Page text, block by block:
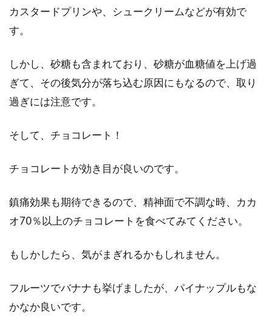
カスタードプリンや、シュークリームなどが有効で
す。
しかし、砂糖も含まれており、砂糖が血糖値を上げ過
ぎて、その後気分が落ち込む原因にもなるので、取り
過ぎには注意です。
そして、チョコレート！
チョコレートが効き目が良いのです。
鎮痛効果も期待できるので、精神面で不調な時、カカ
オ70％以上のチョコレートを食べてみてください。
もしかしたら、気がまぎれるかもしれません。
フルーツでバナナも挙げましたが、パイナップルもな
かなか良いです。